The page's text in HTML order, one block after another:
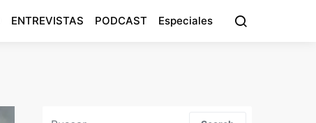
ENTREVISTAS PODCAST Especiales